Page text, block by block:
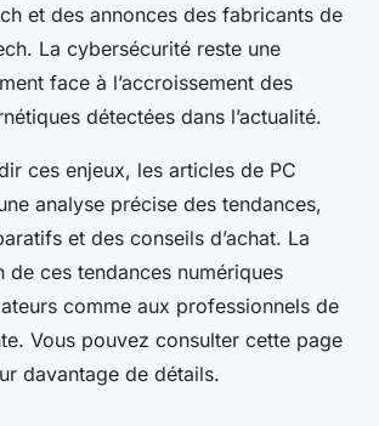
et des annonces des fabricants de
La cybersécurité reste une
face à l’accroissement des
détectées dans l’actualité.
ces enjeux, les articles de PC
analyse précise des tendances,
et des conseils d’achat. La
de ces tendances numériques
comme aux professionnels de
Vous pouvez consulter cette page
davantage de détails.